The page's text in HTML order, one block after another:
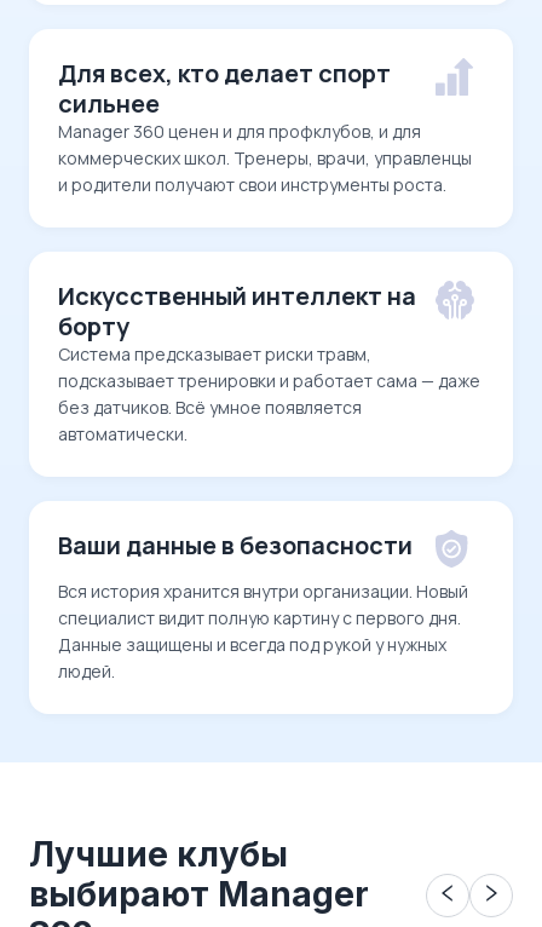
Для всех, кто делает спорт
сильнее
Manager 360 ценен и для профклубов, и для
коммерческих школ. Тренеры, врачи, управленцы
и родители получают свои инструменты роста.
Искусственный интеллект на
борту
Система предсказывает риски травм,
подсказывает тренировки и работает сама — даже
без датчиков. Всё умное появляется
автоматически.
Ваши данные в безопасности
Вся история хранится внутри организации. Новый
специалист видит полную картину с первого дня.
Данные защищены и всегда под рукой у нужных
людей.
Лучшие клубы
выбирают Manager